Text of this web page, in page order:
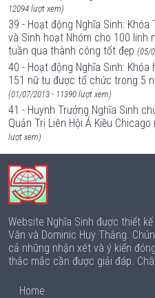
12094 lượt xem)
39 - Hoạt động Nghĩa Sinh:
và Sinh hoạt Nhóm cho 100
tuần qua thành công tốt đẹp (05/
40 - Hoạt động Nghĩa Sinh:
151 nữ tu được tổ chức trong 5
(01/07/2013 - 11390 lượt xem)
41 - Huynh Trưởng Nghĩa Sinh
Quản Trị Liên Hội Á Kiều
lượt xem)
Website Nghĩa Sinh được thiết
Vân và Dominic Huy Thắng.
cả những nhận xét và ý kiến
thắc mắc cần được giải đáp.
Home